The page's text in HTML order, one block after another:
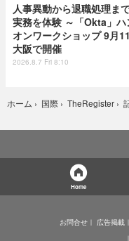
人事異動から退職処理ま
実務を体験 ～「Okta」ハ
オンワークショップ 9月
大阪で開催
2026.8.7 Fri 8:10
ホーム › 国際 › TheRegister ›
Home
お問合せ 広告掲載